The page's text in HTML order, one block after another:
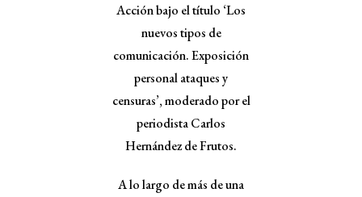
Acción bajo el título ‘Los
nuevos tipos de
comunicación. Exposición
personal ataques y
censuras’, moderado por el
periodista Carlos
Hernández de Frutos.
A lo largo de más de una